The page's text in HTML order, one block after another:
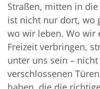
Straßen, mitten in
ist nicht nur dort, wo
wo wir leben. Wo wir
Freizeit verbringen,
unter uns sein –
verschlossenen